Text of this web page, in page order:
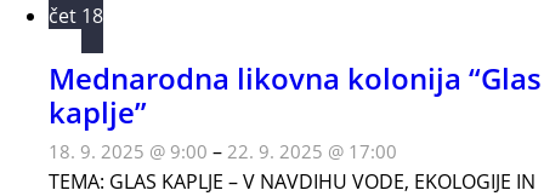
čet 18
Mednarodna likovna kolonija “Glas
kaplje”
18. 9. 2025 @ 9:00 – 22. 9. 2025 @ 17:00
TEMA: GLAS KAPLJE – V NAVDIHU VODE, EKOLOGIJE IN